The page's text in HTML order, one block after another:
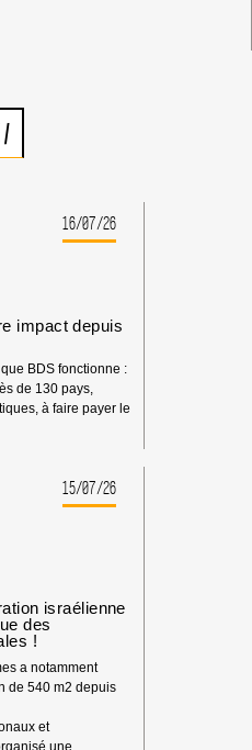
/
16/07/26
impact depuis
BDS fonctionne :
de 130 pays,
à faire payer le
15/07/26
israélienne
des
!
a notamment
de 540 m2 depuis
et
une